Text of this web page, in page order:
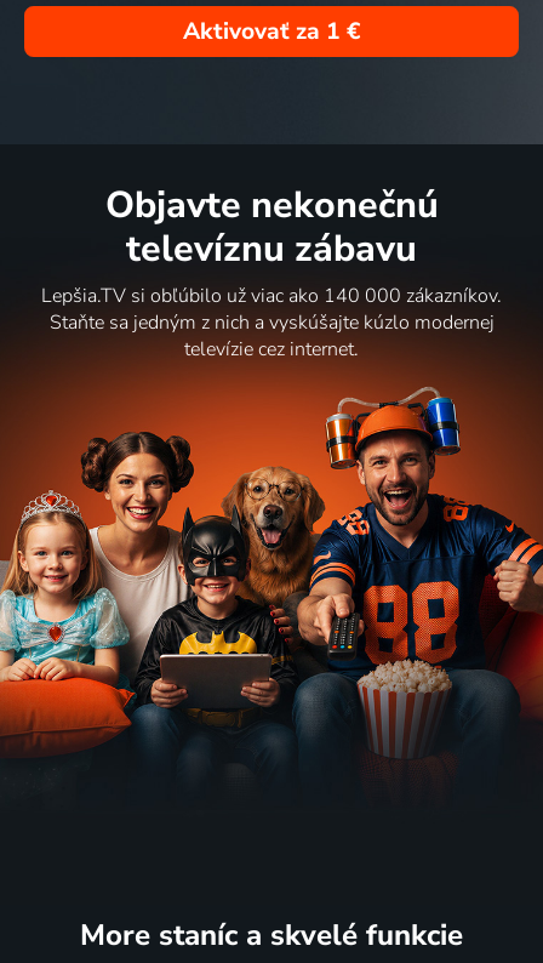
Aktivovať za 1 €
Objavte nekonečnú
televíznu zábavu
Lepšia.TV si obľúbilo už viac ako 140 000 zákazníkov.
Staňte sa jedným z nich a vyskúšajte kúzlo modernej
televízie cez internet.
More staníc a skvelé funkcie